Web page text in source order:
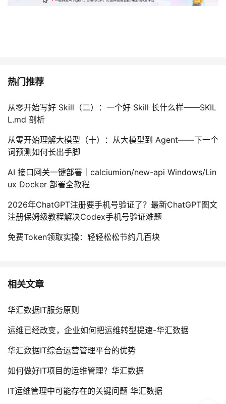
热门推荐
从零开始写好 Skill（二）：一个好 Skill 长什么样——SKIL
L.md 剖析
从零开始理解大模型（十）：从大模型到 Agent——下一个
词预测如何长出手脚
AI 接口网关一键部署｜calciumion/new-api Windows/Lin
ux Docker 部署全教程
2026年ChatGPT注册要手机号验证了？最新ChatGPT图文
注册保姆级教程解决Codex手机号验证难题
免费Token领取实操：轻轻松松节约几百块
相关文章
华汇数据IT服务原则
运维已经改变，企业如何把运维转型提速-华汇数据
华汇数据IT综合运营管理平台的优势
如何做好IT项目的运维管理？华汇数据
IT运维管理中可能存在的关键问题 华汇数据